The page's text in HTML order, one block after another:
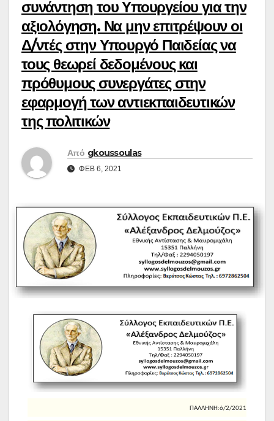
συνάντηση του Υπουργείου για την
αξιολόγηση. Να μην επιτρέψουν οι
Δ/ντές στην Υπουργό Παιδείας να
τους θεωρεί δεδομένους και
πρόθυμους συνεργάτες στην
εφαρμογή των αντιεκπαιδευτικών
της πολιτικών
Από gkoussoulas
ΦΕΒ 6, 2021
ΠΑΛΛΗΝΗ:6/2/2021